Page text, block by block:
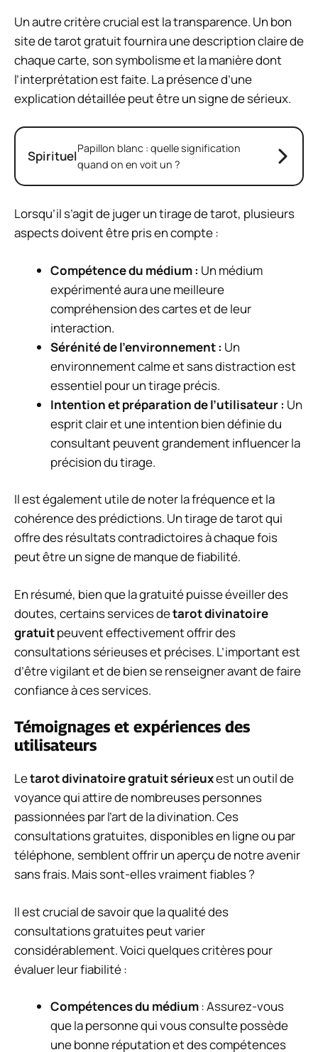
Un autre critère crucial est la transparence. Un bon
site de tarot gratuit fournira une description claire de
chaque carte, son symbolisme et la manière dont
l’interprétation est faite. La présence d’une
explication détaillée peut être un signe de sérieux.
SpirituelPapillon blanc : quelle signification
quand on en voit un ?
Lorsqu’il s’agit de juger un tirage de tarot, plusieurs
aspects doivent être pris en compte :
Compétence du médium : Un médium
expérimenté aura une meilleure
compréhension des cartes et de leur
interaction.
Sérénité de l’environnement : Un
environnement calme et sans distraction est
essentiel pour un tirage précis.
Intention et préparation de l’utilisateur : Un
esprit clair et une intention bien définie du
consultant peuvent grandement influencer la
précision du tirage.
Il est également utile de noter la fréquence et la
cohérence des prédictions. Un tirage de tarot qui
offre des résultats contradictoires à chaque fois
peut être un signe de manque de fiabilité.
En résumé, bien que la gratuité puisse éveiller des
doutes, certains services detarot divinatoire
gratuitpeuvent effectivement offrir des
consultations sérieuses et précises. L’important est
d’être vigilant et de bien se renseigner avant de faire
confiance à ces services.
Témoignages et expériences des
utilisateurs
Letarot divinatoire gratuit sérieuxest un outil de
voyance qui attire de nombreuses personnes
passionnées par l’art de la divination. Ces
consultations gratuites, disponibles en ligne ou par
téléphone, semblent offrir un aperçu de notre avenir
sans frais. Mais sont-elles vraiment fiables ?
Il est crucial de savoir que la qualité des
consultations gratuites peut varier
considérablement. Voici quelques critères pour
évaluer leur fiabilité :
Compétences du médium: Assurez-vous
que la personne qui vous consulte possède
une bonne réputation et des compétences